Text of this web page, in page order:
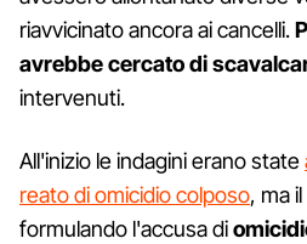
riavvicinato ancora ai cancelli.
avrebbe cercato di
intervenuti.
All'inizio le indagini erano state
reato di omicidio colposo, ma
formulando l'accusa di